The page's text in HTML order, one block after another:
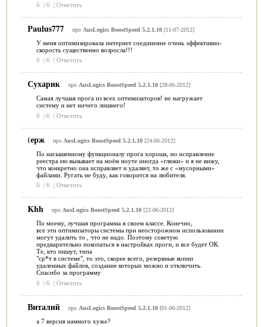
6
| 6 | Ответить
Paulus777 про AusLogics BoostSpeed 5.2.1.10[11-07-2012]
У меня оптимизировала интернет соединение очень эффективно-
скорость существенно возросла!!!
6
| 6 | Ответить
Сухарик про AusLogics BoostSpeed 5.2.1.10[28-06-2012]
Самая лучшая прога из всех оптимизаторов! не нагружает
систему и нет ничего лишнего!
6
| 6 | Ответить
(ерж про AusLogics BoostSpeed 5.2.1.10[24-06-2012]
По насышенному функционалу прога хороша, но исправление
реестра ею вызывает на моём ноуте иногда «глюки» и я не вижу,
что конкретно она исправляет и удаляет, то же с «мусорными»
файлами. Ругать не буду, как говорится на любителя.
6
| 6 | Ответить
Khh про AusLogics BoostSpeed 5.2.1.10[22-06-2012]
По моему, лучшая программа в своем классе. Конечно,
все эти оптимизаторы системы при неосторожном использовании
могут удалить то , что не надо. Поэтому советую
предварительно покопаться в настройках проги, и все будет ОК.
Те, кто пишут, типа
"ср*т в системе", то это, скорее всего, резервные копии
удаленных файлов, создание которых можно и отключить.
Спасибо за программу
6
| 6 | Ответить
Виталий про AusLogics BoostSpeed 5.2.1.10[01-06-2012]
а 7 версия намного хуже?